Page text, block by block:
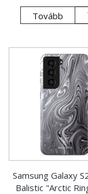
Tovább
Samsung Galaxy
Balistic "Arctic